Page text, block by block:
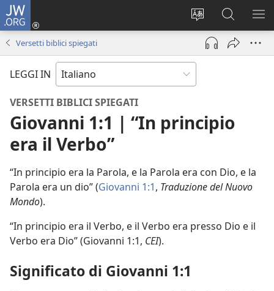
JW.ORG
Modificare
lingua
Accedi
(apre
nuova
finestra)
Cerca
in
JW.ORG
Versetti biblici spiegati
LEGGI IN
VERSETTI BIBLICI SPIEGATI
Giovanni 1:1 | “In principio
era il Verbo”
“In principio era la Parola, e la Parola era con Dio, e la
Parola era un dio” (Giovanni 1:1, Traduzione del Nuovo
Mondo).
“In principio era il Verbo, e il Verbo era presso Dio e il
Verbo era Dio” (Giovanni 1:1, CEI).
Significato di Giovanni 1:1